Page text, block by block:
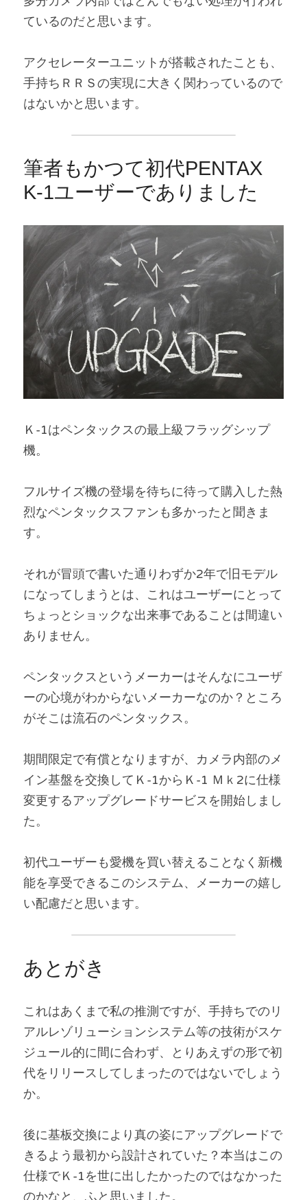
ているのだと思います。
アクセレーターユニットが搭載されたことも、
手持ちＲＲＳの実現に大きく関わっているので
はないかと思います。
筆者もかつて初代PENTAX
K-1ユーザーでありました
Ｋ-1はペンタックスの最上級フラッグシップ
機。
フルサイズ機の登場を待ちに待って購入した熱
烈なペンタックスファンも多かったと聞きま
す。
それが冒頭で書いた通りわずか2年で旧モデル
になってしまうとは、これはユーザーにとって
ちょっとショックな出来事であることは間違い
ありません。
ペンタックスというメーカーはそんなにユーザ
ーの心境がわからないメーカーなのか？ところ
がそこは流石のペンタックス。
期間限定で有償となりますが、カメラ内部のメ
イン基盤を交換してＫ-1からＫ-1 Ｍｋ2に仕様
変更するアップグレードサービスを開始しまし
た。
初代ユーザーも愛機を買い替えることなく新機
能を享受できるこのシステム、メーカーの嬉し
い配慮だと思います。
あとがき
これはあくまで私の推測ですが、手持ちでのリ
アルレゾリューションシステム等の技術がスケ
ジュール的に間に合わず、とりあえずの形で初
代をリリースしてしまったのではないでしょう
か。
後に基板交換により真の姿にアップグレードで
きるよう最初から設計されていた？本当はこの
仕様でＫ-1を世に出したかったのではなかった
のかなと、ふと思いました。